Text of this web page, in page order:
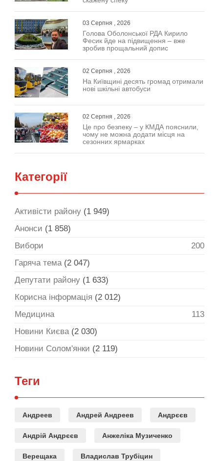
03 Серпня , 2026
Голова Оболонської РДА Кирило
Фесик йде на підвищення – вже
зробив прощальний допис
02 Серпня , 2026
На Київщині десять громад отримали
нові шкільні автобуси
02 Серпня , 2026
Це про безпеку – у КМДА пояснили,
чому не можна додати місця на
сезонних ярмарках
Категорії
Активісти району (1 949)
Анонси (1 858)
Вибори
200
Гаряча тема(2 047)
Депутати району (1 633)
Корисна інформація (2 012)
Медицина
113
Новини Києва(2 030)
Новини Солом'янки (2 119)
Теги
Андреев Андрей Андреев Андрєєв
Андрій Андрєєв Анжеліка Музиченко
Верещака Владислав Трубіцин